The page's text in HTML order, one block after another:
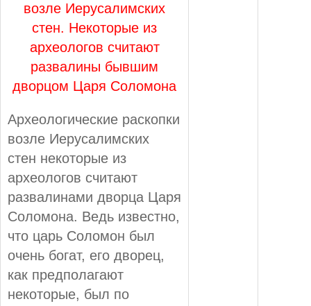
возле Иерусалимских
стен. Некоторые из
археологов считают
развалины бывшим
дворцом Царя Соломона
Археологические раскопки
возле Иерусалимских
стен некоторые из
археологов считают
развалинами дворца Царя
Соломона. Ведь известно,
что царь Соломон был
очень богат, его дворец,
как предполагают
некоторые, был по